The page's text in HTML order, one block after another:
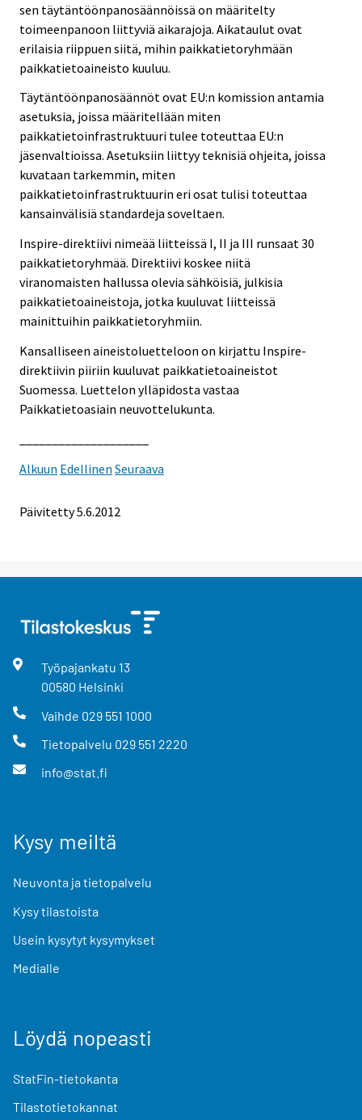
sen täytäntöönpanosäännöissä on määritelty
toimeenpanoon liittyviä aikarajoja. Aikataulut ovat
erilaisia riippuen siitä, mihin paikkatietoryhmään
paikkatietoaineisto kuuluu.
Täytäntöönpanosäännöt ovat EU:n komission antamia
asetuksia, joissa määritellään miten
paikkatietoinfrastruktuuri tulee toteuttaa EU:n
jäsenvaltioissa. Asetuksiin liittyy teknisiä ohjeita, joissa
kuvataan tarkemmin, miten
paikkatietoinfrastruktuurin eri osat tulisi toteuttaa
kansainvälisiä standardeja soveltaen.
Inspire-direktiivi nimeää liitteissä I, II ja III runsaat 30
paikkatietoryhmää. Direktiivi koskee niitä
viranomaisten hallussa olevia sähköisiä, julkisia
paikkatietoaineistoja, jotka kuuluvat liitteissä
mainittuihin paikkatietoryhmiin.
Kansalliseen aineistoluetteloon on kirjattu Inspire-
direktiivin piiriin kuuluvat paikkatietoaineistot
Suomessa. Luettelon ylläpidosta vastaa
Paikkatietoasiain neuvottelukunta.
Alkuun Edellinen Seuraava
Päivitetty 5.6.2012
Työpajankatu 13
00580 Helsinki
Vaihde 029 551 1000
Tietopalvelu 029 551 2220
info@stat.fi
Kysy meiltä
Neuvonta ja tietopalvelu
Kysy tilastoista
Usein kysytyt kysymykset
Medialle
Löydä nopeasti
StatFin-tietokanta
Tilastotietokannat